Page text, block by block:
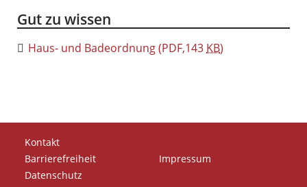
Gut zu wissen
Haus- und Badeordnung(PDF,143 KB)
Kontakt
Barrierefreiheit
Impressum
Datenschutz